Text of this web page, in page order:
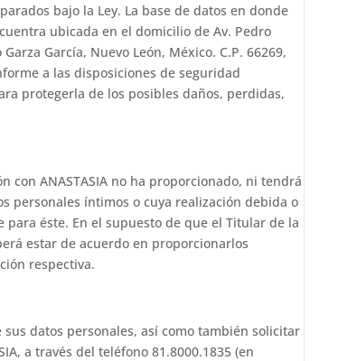
bajo la Ley. La base de datos en donde
ubicada en el domicilio de Av. Pedro
García, Nuevo León, México. C.P. 66269,
a las disposiciones de seguridad
protegerla de los posibles daños, perdidas,
con ANASTASIA no ha proporcionado, ni tendrá
personales íntimos o cuya realización debida o
éste. En el supuesto de que el Titular de la
estar de acuerdo en proporcionarlos
respectiva.
datos personales, así como también solicitar
a través del teléfono 81.8000.1835 (en